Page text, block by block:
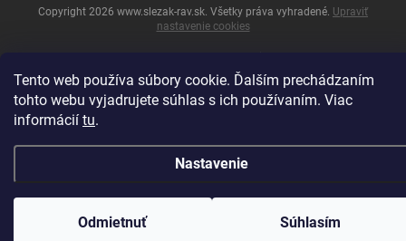
Tento web používa súbory cookie. Ďalším prechádzaním
tohto webu vyjadrujete súhlas s ich používaním. Viac
informácií tu.
Nastavenie
Odmietnuť Súhlasím
Copyright 2026 www.slezak-rav.sk. Všetky práva vyhradené. Upraviť
nastavenie cookies